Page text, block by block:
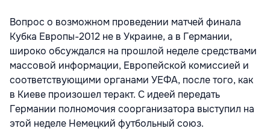
Вопрос о возможном проведении матчей финала
Кубка Европы-2012 не в Украине, а в Германии,
широко обсуждался на прошлой неделе средствами
массовой информации, Европейской комиссией и
соответствующими органами УЕФА, после того, как
в Киеве произошел теракт. С идеей передать
Германии полномочия соорганизатора выступил на
этой неделе Немецкий футбольный союз.